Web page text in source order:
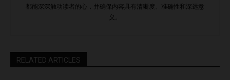
都能深深触动读者的心，并确保内容具有清晰度、准确性和深远意
义。
RELATED ARTICLES